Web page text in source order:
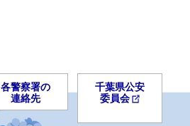
各警察署の
連絡先
千葉県公安
委員会